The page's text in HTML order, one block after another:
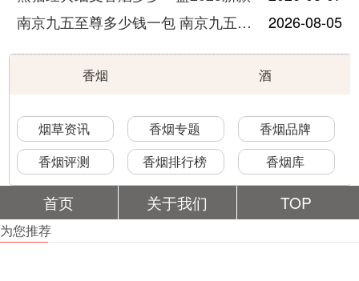
南京九五至尊多少钱一包 南京九五至尊价格及图片
2026-08-05
香烟 酒
烟草资讯 香烟专题
香烟品牌
香烟评测
香烟排行榜 香烟库
首页 关于我们 TOP
为您推荐